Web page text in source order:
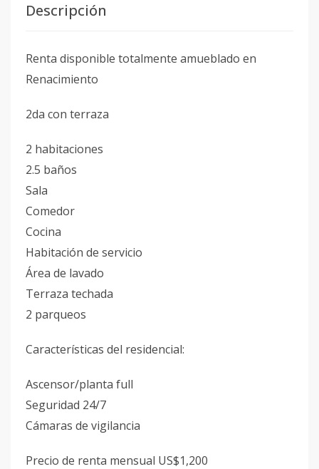
Descripción
Renta disponible totalmente amueblado en
Renacimiento
2da con terraza
2 habitaciones
2.5 baños
Sala
Comedor
Cocina
Habitación de servicio
Área de lavado
Terraza techada
2 parqueos
Características del residencial:
Ascensor/planta full
Seguridad 24/7
Cámaras de vigilancia
Precio de renta mensual US$1,200